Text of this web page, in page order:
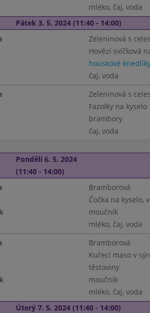
mléko, čaj, voda
Pátek 3. 5. 2024 (11:40 - 14:00)
Zeleninová s
Hovězí svíčková
houskové
čaj, voda
Zeleninová s
Fazolky na kyselo
brambory
čaj, voda
Pondělí 6. 5. 2024
(11:40 - 14:00)
Bramborová
Čočka na kyselo,
moučník
mléko, čaj, voda
Bramborová
Kuřecí maso v
těstoviny
moučník
mléko, čaj, voda
Úterý 7. 5. 2024 (11:40 - 14:00)